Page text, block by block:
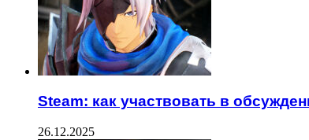
Steam: как участвовать в
26.12.2025